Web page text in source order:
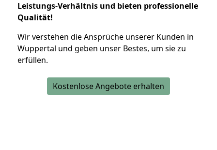
Leistungs-Verhältnis und bieten professionelle
Qualität!
Wir verstehen die Ansprüche unserer Kunden in
Wuppertal und geben unser Bestes, um sie zu
erfüllen.
Kostenlose Angebote erhalten